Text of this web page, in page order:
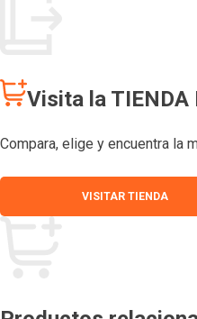
Visita la TIENDA
Compara, elige y encuentra la
VISITAR TIENDA